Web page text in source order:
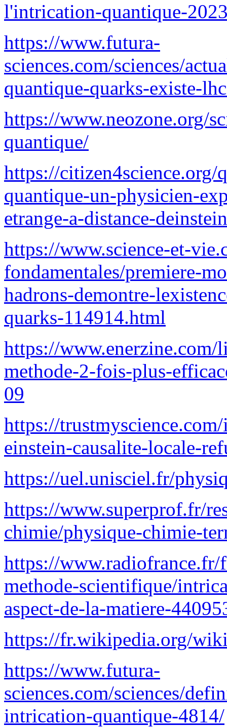
l'intrication-quantique-
https://www.futura-
sciences.com/sciences/
quantique-quarks-existe-
https://www.neozone.org/
quantique/
https://
quantique-un-physicien-
etrange-a-distance-
https://www.science-et-
fondamentales/premiere-
hadrons-demontre-
quarks-114914.html
https://
methode-2-fois-plus-
09
https://
einstein-causalite-locale-
https://uel.unisciel.fr/
https://www.superprof.fr/
chimie/physique-chimie-
https://www.radiofrance.fr/
methode-scientifique/
aspect-de-la-matiere-
https://fr.wikipedia.org/
https://www.futura-
sciences.com/sciences/
intrication-quantique-4814/